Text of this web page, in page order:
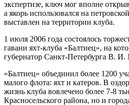
экспертизе, ключ мог вполне
а якорь использовался на
выставлен на территории клуба.
1 июля 2006 года состоялось
гавани яхт-клуба «Балтиец», на
губернатор Санкт-Петербурга В. И.
«Балтиец» объединил более 1200
малого флота: яхт и катеров. В
жизнь клуба вовлечено более 7-8
Красносельского района, но и